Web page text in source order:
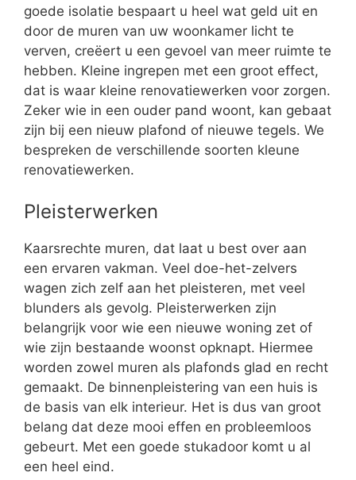
goede isolatie bespaart u heel wat geld uit en
door de muren van uw woonkamer licht te
verven, creëert u een gevoel van meer ruimte te
hebben. Kleine ingrepen met een groot effect,
dat is waar kleine renovatiewerken voor zorgen.
Zeker wie in een ouder pand woont, kan gebaat
zijn bij een nieuw plafond of nieuwe tegels. We
bespreken de verschillende soorten kleune
renovatiewerken.
Pleisterwerken
Kaarsrechte muren, dat laat u best over aan
een ervaren vakman. Veel doe-het-zelvers
wagen zich zelf aan het pleisteren, met veel
blunders als gevolg. Pleisterwerken zijn
belangrijk voor wie een nieuwe woning zet of
wie zijn bestaande woonst opknapt. Hiermee
worden zowel muren als plafonds glad en recht
gemaakt. De binnenpleistering van een huis is
de basis van elk interieur. Het is dus van groot
belang dat deze mooi effen en probleemloos
gebeurt. Met een goede stukadoor komt u al
een heel eind.